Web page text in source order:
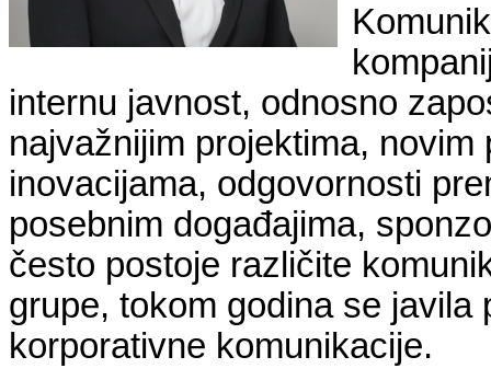
internu javnost, odnosno
najvažnijim projektima,
inovacijama, odgovornosti
posebnim događajima,
često postoje različite
grupe, tokom godina se javila
korporativne komunikacije.